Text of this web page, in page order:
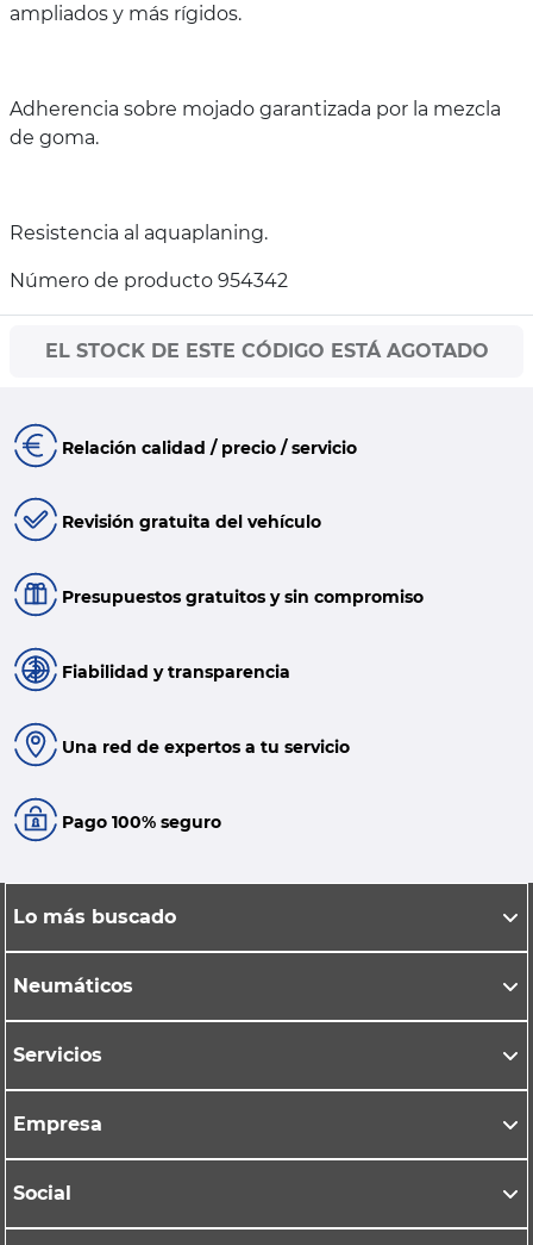
ampliados y más rígidos.
Adherencia sobre mojado garantizada por la mezcla
de goma.
Resistencia al aquaplaning.
Número de producto 954342
EL STOCK DE ESTE CÓDIGO ESTÁ AGOTADO
Relación calidad / precio / servicio
Revisión gratuita del vehículo
Presupuestos gratuitos y sin compromiso
Fiabilidad y transparencia
Una red de expertos a tu servicio
Pago 100% seguro
Lo más buscado
Neumáticos
Servicios
Empresa
Social